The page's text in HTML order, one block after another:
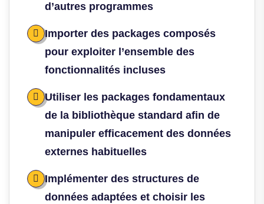
d’autres programmes
Importer des packages composés
pour exploiter l’ensemble des
fonctionnalités incluses
Utiliser les packages fondamentaux
de la bibliothèque standard afin de
manipuler efficacement des données
externes habituelles
Implémenter des structures de
données adaptées et choisir les